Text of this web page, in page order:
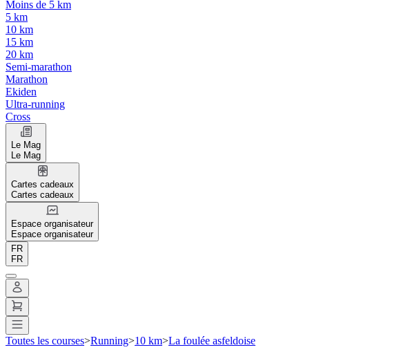
Moins de 5 km
5 km
10 km
15 km
20 km
Semi-marathon
Marathon
Ekiden
Ultra-running
Cross
Le Mag
Le Mag
Cartes cadeaux
Cartes cadeaux
Espace organisateur
Espace organisateur
FR
FR
Toutes les courses>Running>10 km>La foulée asfeldoise